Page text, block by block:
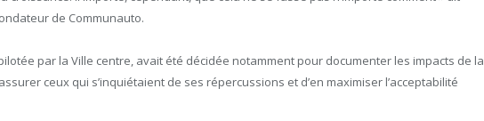
de Communauto.
par la Ville centre, avait été décidée notamment pour documenter les impacts de la
ceux qui s’inquiétaient de ses répercussions et d’en maximiser l’acceptabilité